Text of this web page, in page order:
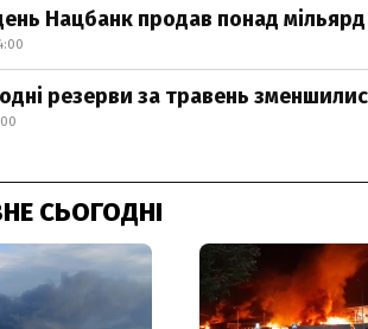
Нацбанк продав понад мільярд
резерви за травень
СЬОГОДНІ